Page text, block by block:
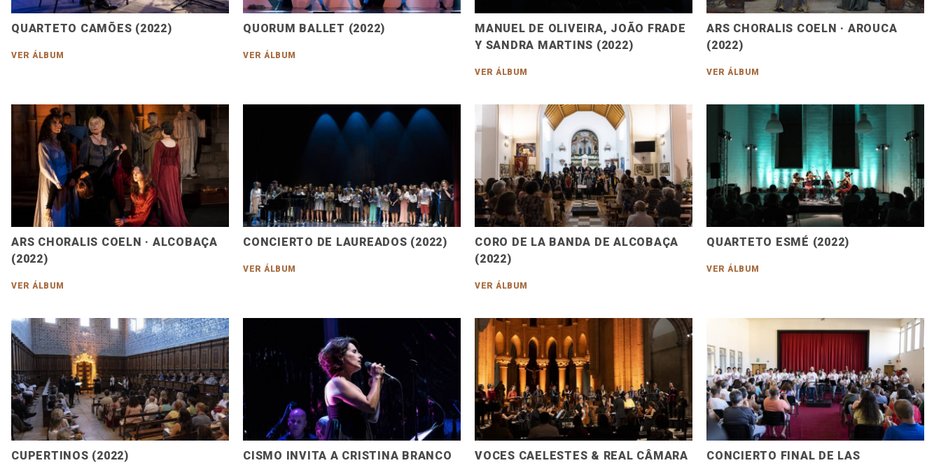
QUARTETO CAMÕES (2022)
VER ÁLBUM
QUORUM BALLET (2022)
VER ÁLBUM
MANUEL DE OLIVEIRA, JOÃO FRADE
Y SANDRA MARTINS (2022)
VER ÁLBUM
ARS CHORALIS COELN · AROUCA
(2022)
VER ÁLBUM
ARS CHORALIS COELN · ALCOBAÇA
(2022)
VER ÁLBUM
CONCIERTO DE LAUREADOS (2022)
VER ÁLBUM
CORO DE LA BANDA DE ALCOBAÇA
(2022)
VER ÁLBUM
QUARTETO ESMÉ (2022)
VER ÁLBUM
CUPERTINOS (2022)
CISMO INVITA A CRISTINA BRANCO
VOCES CAELESTES & REAL CÂMARA
CONCIERTO FINAL DE LAS